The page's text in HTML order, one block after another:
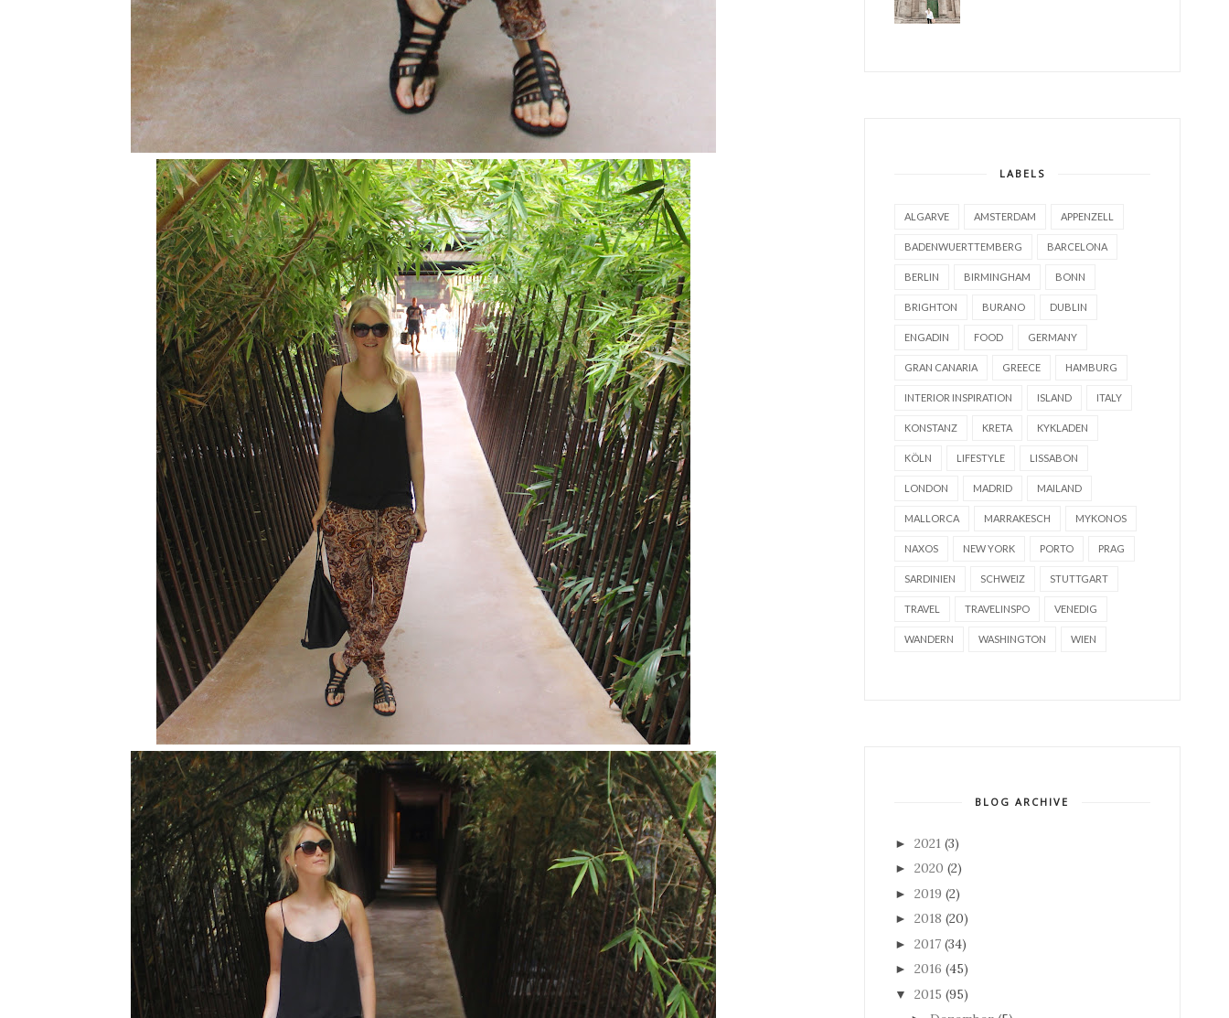
LABELS
ALGARVE AMSTERDAM APPENZELL
BADENWUERTTEMBERG BARCELONA
BERLIN BIRMINGHAM BONN
BRIGHTON BURANO DUBLIN
ENGADIN FOOD GERMANY
GRAN CANARIA GREECE HAMBURG
INTERIOR INSPIRATION ISLAND ITALY
KONSTANZ KRETA KYKLADEN
KÖLN LIFESTYLE LISSABON
LONDON MADRID MAILAND
MALLORCA MARRAKESCH MYKONOS
NAXOS NEW YORK PORTO PRAG
SARDINIEN SCHWEIZ STUTTGART
TRAVEL TRAVELINSPO VENEDIG
WANDERN WASHINGTON WIEN
BLOG ARCHIVE
► 2021 (3)
► 2020 (2)
► 2019 (2)
► 2018 (20)
► 2017 (34)
► 2016 (45)
▼ 2015 (95)